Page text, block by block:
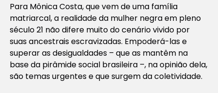
Para Mônica Costa, que vem de uma família
matriarcal, a realidade da mulher negra em pleno
século 21 não difere muito do cenário vivido por
suas ancestrais escravizadas. Empoderá-las e
superar as desigualdades – que as mantêm na
base da pirâmide social brasileira –, na opinião dela,
são temas urgentes e que surgem da coletividade.